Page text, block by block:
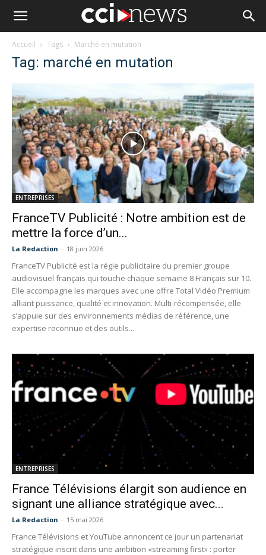
Accueil Tags Marché en mutation
Tag: marché en mutation
ENTREPRISES
FranceTV Publicité : Notre ambition est de
mettre la force d’un...
La Redaction - 18 juin 2026
FranceTV Publicité est la régie publicitaire du premier groupe
audiovisuel français qui touche chaque semaine 8 Français sur 10.
Elle accompagne les marques avec une offre Total Vidéo Premium
alliant puissance, qualité et innovation. Multi-récompensée, elle
s’appuie sur des environnements médias de référence, une
expertise reconnue et des outils...
ENTREPRISES
France Télévisions élargit son audience en
signant une alliance stratégique avec...
La Redaction - 15 mai 2026
France Télévisions et YouTube annoncent ce jour un partenariat
stratégique inscrit dans une ambition «streaming first» : porter